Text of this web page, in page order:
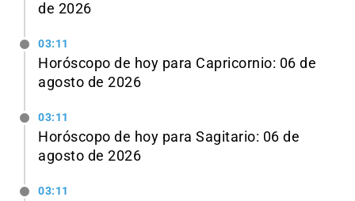
de 2026
03:11
Horóscopo de hoy para Capricornio: 06 de
agosto de 2026
03:11
Horóscopo de hoy para Sagitario: 06 de
agosto de 2026
03:11